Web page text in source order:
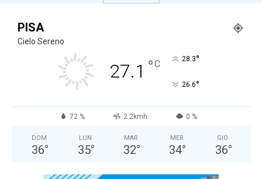
PISA
Cielo Sereno
27.1 °C 28.3°
26.6°
72 % 2.2kmh 0 %
DOM
36°
LUN
35°
MAR
32°
MER
34°
GIO
36°